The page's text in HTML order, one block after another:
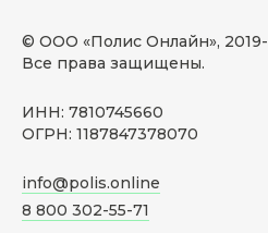
© ООО «Полис Онлайн», 2019-
Все права защищены.
ИНН: 7810745660
ОГРН: 1187847378070
info@polis.online
8 800 302-55-71